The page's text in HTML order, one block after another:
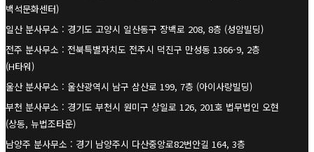
백석문화센터)
일산 분사무소 : 경기도 고양시 일산동구 장백로 208, 8층 (성암빌딩)
전주 분사무소 : 전북특별자치도 전주시 덕진구 만성동 1366-9, 2층
(H타워)
울산 분사무소 : 울산광역시 남구 삼산로 199, 7층 (아이사랑빌딩)
부천 분사무소 : 경기도 부천시 원미구 상일로 126, 201호 법무법인 오현
(상동, 뉴법조타운)
남양주 분사무소 : 경기 남양주시 다산중앙로82번안길 164, 3층